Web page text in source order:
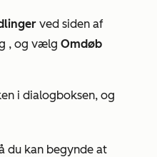
ved siden af
, og vælg Omdøb
i dialogboksen, og
du kan begynde at